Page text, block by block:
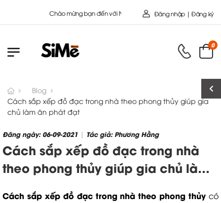
Chào mừng bạn đến với Nội Thất Toàn Cầu - Công ty cổ Phần SIMEHOME
Đăng nhập | Đăng ký
0
Blog
Cách sắp xếp đồ đạc trong nhà theo phong thủy giúp gia
chủ làm ăn phát đạt
Đăng ngày: 06-09-2021 | Tác giả: Phương Hằng
Cách sắp xếp đồ đạc trong nhà
theo phong thủy giúp gia chủ làm
Cách sắp xếp đồ đạc trong nhà theo phong thủy có